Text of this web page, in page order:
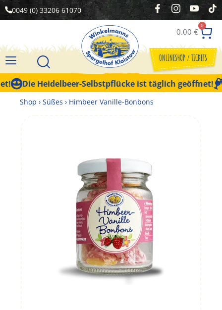
0049 (0) 33206 61070
0.00€
0
ONLINESHOP / TICKETS
Die Heidelbeer-Selbstpflücke ist täglich geöffnet!
Shop › Süßes › Himbeer Vanille-Bonbons